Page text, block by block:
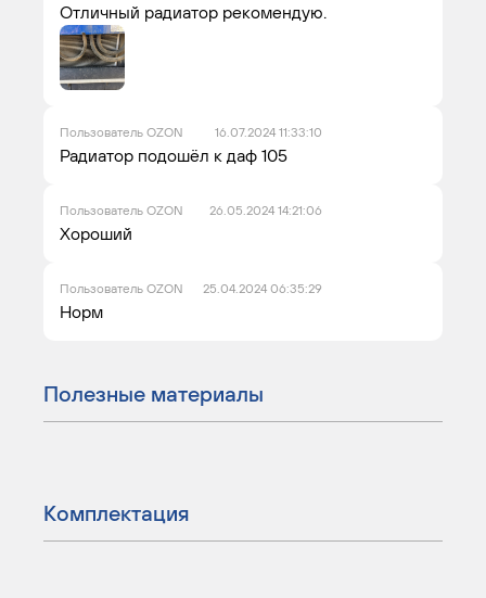
Отличный радиатор рекомендую.
Пользователь OZON 16.07.2024 11:33:10
Радиатор подошёл к даф 105
Пользователь OZON 26.05.2024 14:21:06
Хороший
Пользователь OZON 25.04.2024 06:35:29
Норм
Полезные материалы
Комплектация